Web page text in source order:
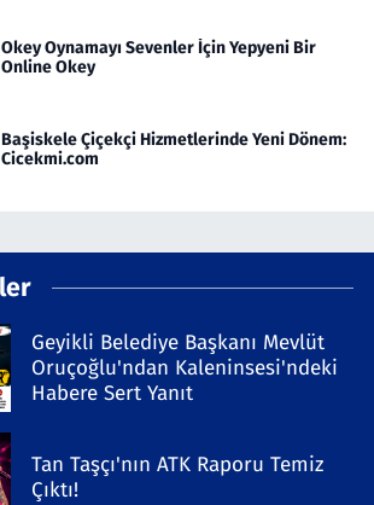
Okey Oynamayı Sevenler İçin Yepyeni Bir
Online Okey
Başiskele Çiçekçi Hizmetlerinde Yeni Dönem:
Cicekmi.com
Geyikli Belediye Başkanı Mevlüt
Oruçoğlu'ndan Kaleninsesi'ndeki
Habere Sert Yanıt
Tan Taşçı'nın ATK Raporu Temiz
Çıktı!